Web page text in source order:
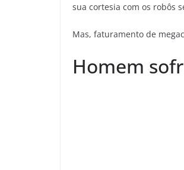
sua cortesia com os robôs
Mas, faturamento de
Homem